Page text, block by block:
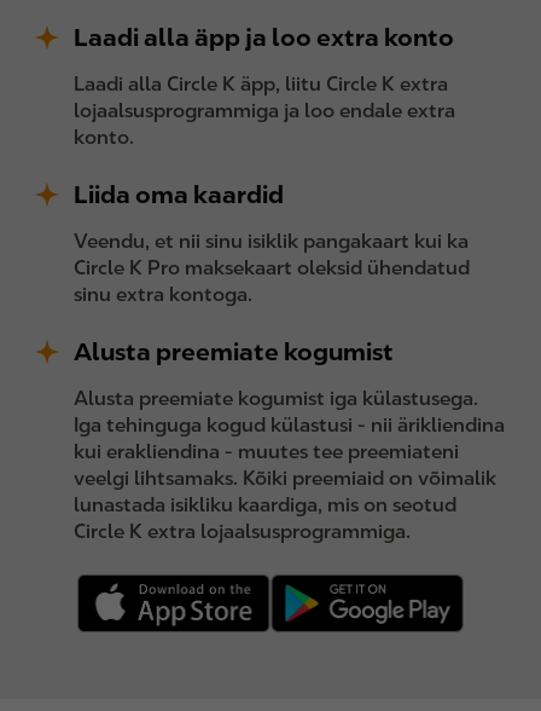
Laadi alla äpp ja loo extra konto
Laadi alla Circle K äpp, liitu Circle K extra
lojaalsusprogrammiga ja loo endale extra
konto.
Liida oma kaardid
Veendu, et nii sinu isiklik pangakaart kui ka
Circle K Pro maksekaart oleksid ühendatud
sinu extra kontoga.
Alusta preemiate kogumist
Alusta preemiate kogumist iga külastusega.
Iga tehinguga kogud külastusi - nii ärikliendina
kui erakliendina - muutes tee preemiateni
veelgi lihtsamaks. Kõiki preemiaid on võimalik
lunastada isikliku kaardiga, mis on seotud
Circle K extra lojaalsusprogrammiga.